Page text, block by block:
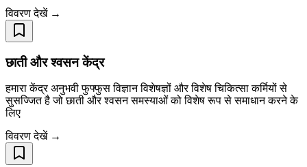
विवरण देखें →
छाती और श्वसन केंद्र
हमारा केंद्र अनुभवी फुफ्फुस विज्ञान विशेषज्ञों और विशेष चिकित्सा कर्मियों से
सुसज्जित है जो छाती और श्वसन समस्याओं को विशेष रूप से समाधान करने के
लिए
विवरण देखें →